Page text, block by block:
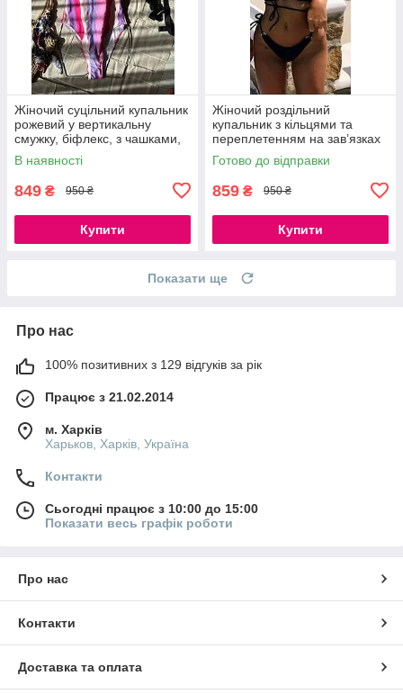
Жіночий суцільний купальник
рожевий у вертикальну
смужку, біфлекс, з чашками,
S, M
В наявності
849 ₴ 950 ₴
Купити
Жіночий роздільний
купальник з кільцями та
переплетенням на зав’язках
чорний бікіні з поролоновими
вкладками S, M, L
Готово до відправки
859 ₴ 950 ₴
Купити
Показати ще
Про нас
100% позитивних з 129 відгуків за рік
Працює з 21.02.2014
м. Харків
Харьков, Харків, Україна
Контакти
Сьогодні працює з 10:00 до 15:00
Показати весь графік роботи
Про нас
Контакти
Доставка та оплата